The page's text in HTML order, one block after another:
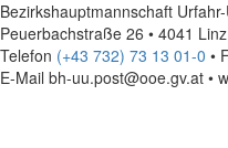
Bezirkshauptmannschaft
Peuerbachstraße 26 • 4041 Linz
Telefon (+43 732) 73 13 01-0 •
E-Mail bh-uu.post@ooe.gv.at •